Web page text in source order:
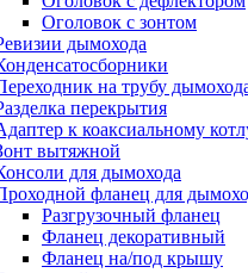
Оголовок с зонтом
дымохода
на трубу
перекрытия
к коаксиальному
вытяжной
для дымохода
фланец для
Разгрузочный фланец
Фланец декоративный
Фланец на/под крышу